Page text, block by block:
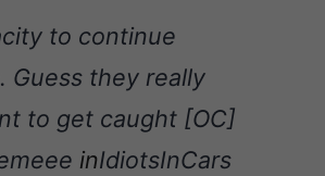
to continue
Guess they really
to get caught [OC]
inIdiotsInCars